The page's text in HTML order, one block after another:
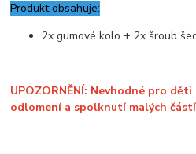
Produkt obsahuje:
2x gumové kolo + 2x šroub
UPOZORNĚNÍ: Nevhodné pro
odlomení a spolknutí malých